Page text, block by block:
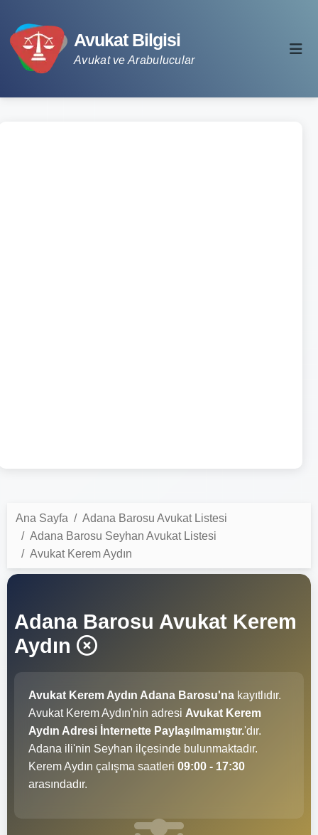
Avukat Bilgisi
Avukat ve Arabulucular
Ana Sayfa
Adana Barosu Avukat Listesi
Adana Barosu Seyhan Avukat Listesi
Avukat Kerem Aydın
Adana Barosu Avukat Kerem
Aydın
Avukat Kerem Aydın Adana Barosu'na kayıtlıdır.
Avukat Kerem Aydın'nin adresi Avukat Kerem
Aydın Adresi İnternette Paylaşılmamıştır.'dır.
Adana ili'nin Seyhan ilçesinde bulunmaktadır.
Kerem Aydın çalışma saatleri 09:00 - 17:30
arasındadır.